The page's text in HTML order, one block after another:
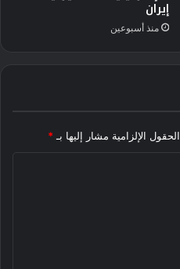
إيران
منذ أسبوعين
الحقول الإلزامية مشار إليها بـ *